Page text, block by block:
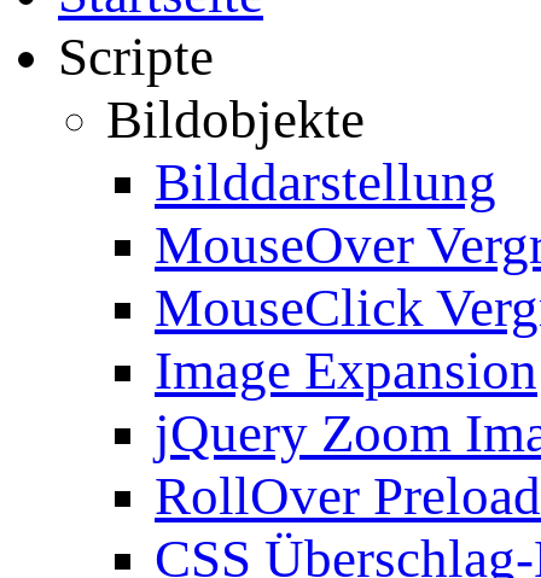
Scripte
Bildobjekte
Bilddarstellung
MouseOver
MouseClick
Image Expansion
jQuery Zoom
RollOver Preload
CSS